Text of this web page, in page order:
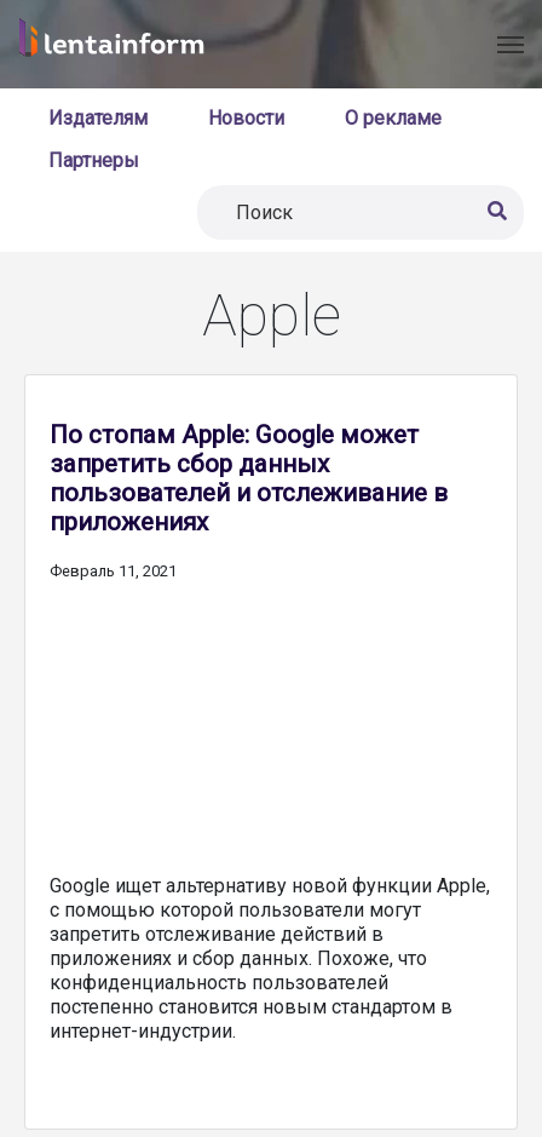
Издателям Новости
О рекламе
Партнеры
Apple
По стопам Apple: Google может
запретить сбор данных
пользователей и отслеживание в
приложениях
Февраль 11, 2021
Google ищет альтернативу новой функции Apple,
с помощью которой пользователи могут
запретить отслеживание действий в
приложениях и сбор данных. Похоже, что
конфиденциальность пользователей
постепенно становится новым стандартом в
интернет-индустрии.